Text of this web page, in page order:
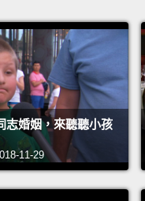
粉紅色的？沒感覺
知道。那麼藍色這
的幫忙，克蘿伊。
紹我最偉大的成就
的，對吧？
Come on in. Make
stuff you like.
志婚姻，來聽聽小孩
11-29